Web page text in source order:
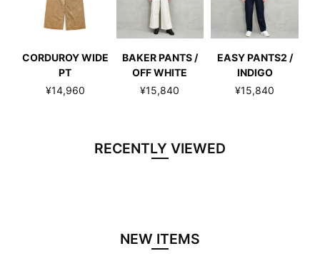
CORDUROY WIDE
PT
¥14,960
BAKER PANTS /
OFF WHITE
¥15,840
EASY PANTS2 /
INDIGO
¥15,840
RECENTLY VIEWED
NEW ITEMS